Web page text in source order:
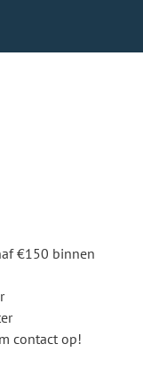
€150 binnen
contact op!